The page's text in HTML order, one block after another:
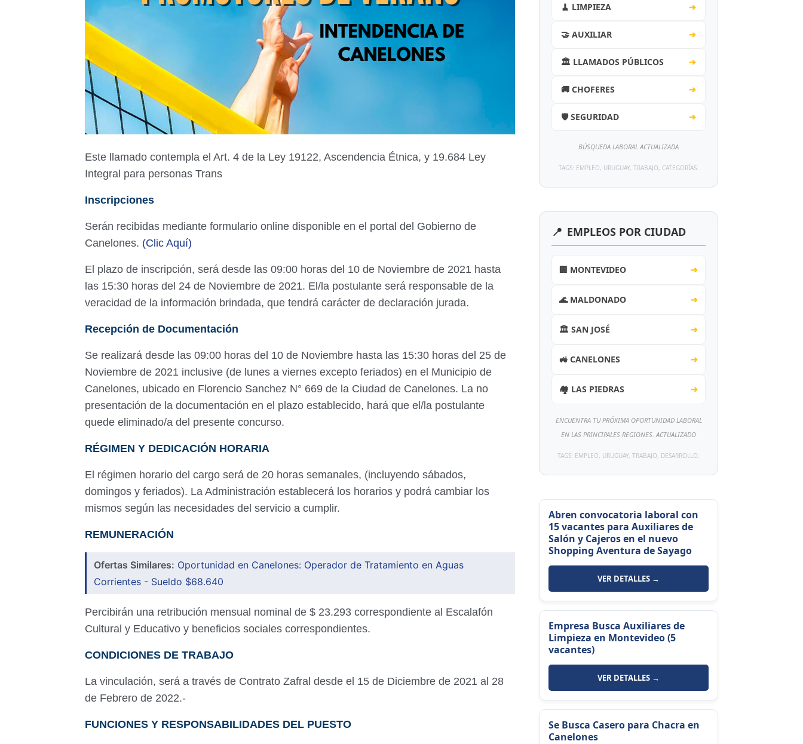
Este llamado contempla el Art. 4 de la Ley 19122, Ascendencia Étnica, y 19.684 Ley
Integral para personas Trans
Inscripciones
Serán recibidas mediante formulario online disponible en el portal del Gobierno de
Canelones. (Clic Aquí)
El plazo de inscripción, será desde las 09:00 horas del 10 de Noviembre de 2021 hasta
las 15:30 horas del 24 de Noviembre de 2021. El/la postulante será responsable de la
veracidad de la información brindada, que tendrá carácter de declaración jurada.
Recepción de Documentación
Se realizará desde las 09:00 horas del 10 de Noviembre hasta las 15:30 horas del 25 de
Noviembre de 2021 inclusive (de lunes a viernes excepto feriados) en el Municipio de
Canelones, ubicado en Florencio Sanchez N° 669 de la Ciudad de Canelones. La no
presentación de la documentación en el plazo establecido, hará que el/la postulante
quede eliminado/a del presente concurso.
RÉGIMEN Y DEDICACIÓN HORARIA
El régimen horario del cargo será de 20 horas semanales, (incluyendo sábados,
domingos y feriados). La Administración establecerá los horarios y podrá cambiar los
mismos según las necesidades del servicio a cumplir.
REMUNERACIÓN
Ofertas Similares: Oportunidad en Canelones: Operador de Tratamiento en Aguas
Corrientes - Sueldo $68.640
Percibirán una retribución mensual nominal de $ 23.293 correspondiente al Escalafón
Cultural y Educativo y beneficios sociales correspondientes.
CONDICIONES DE TRABAJO
La vinculación, será a través de Contrato Zafral desde el 15 de Diciembre de 2021 al 28
de Febrero de 2022.-
FUNCIONES Y RESPONSABILIDADES DEL PUESTO
🧹 LIMPIEZA ➔
🤝 AUXILIAR ➔
🏛️ LLAMADOS PÚBLICOS ➔
🚚 CHOFERES ➔
🛡️ SEGURIDAD ➔
BÚSQUEDA LABORAL ACTUALIZADA
TAGS: EMPLEO, URUGUAY, TRABAJO, CATEGORÍAS.
📍 EMPLEOS POR CIUDAD
🏢 MONTEVIDEO ➔
🌊 MALDONADO ➔
🏛️ SAN JOSÉ ➔
🚜 CANELONES ➔
🏘️ LAS PIEDRAS ➔
ENCUENTRA TU PRÓXIMA OPORTUNIDAD LABORAL
EN LAS PRINCIPALES REGIONES. ACTUALIZADO
TAGS: EMPLEO, URUGUAY, TRABAJO, DESARROLLO.
Abren convocatoria laboral con
15 vacantes para Auxiliares de
Salón y Cajeros en el nuevo
Shopping Aventura de Sayago
VER DETALLES →
Empresa Busca Auxiliares de
Limpieza en Montevideo (5
vacantes)
VER DETALLES →
Se Busca Casero para Chacra en
Canelones